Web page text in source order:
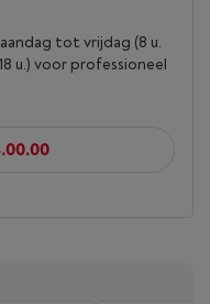
tot vrijdag (8 u.
u.) voor professioneel